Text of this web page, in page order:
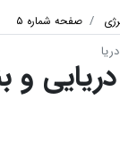
صفحه شماره ۵
و